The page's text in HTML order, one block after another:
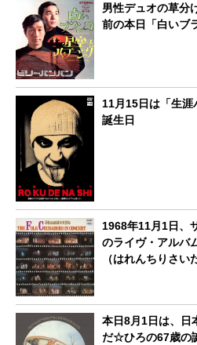
男性デュオの草分
前の本日「白いブ
11月15日は「生
誕生日
1968年11月1日、
のライヴ・アルバ
（はれんちりさい
本日8月1日は、日
だ☆ひろの67歳の